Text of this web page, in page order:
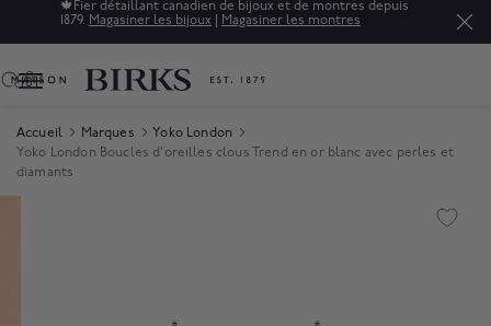
🍁 Fier détaillant canadien de bijoux et de montres depuis
1879. Magasiner les bijoux Magasiner les montres
0
Accueil Marques
Yoko London
Yoko London Boucles d'oreilles clous Trend en or blanc avec perles et
diamants